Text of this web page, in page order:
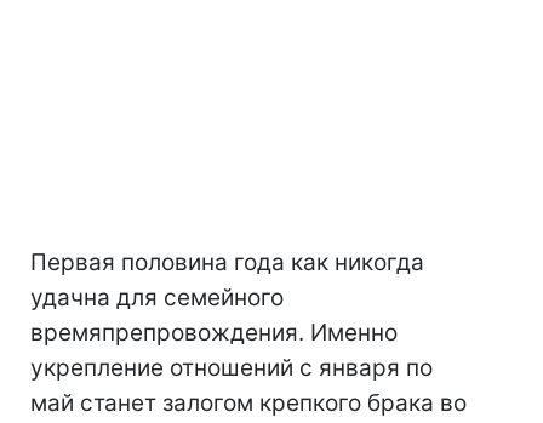
Первая половина года как никогда
удачна для семейного
времяпрепровождения. Именно
укрепление отношений с января по
май станет залогом крепкого брака во